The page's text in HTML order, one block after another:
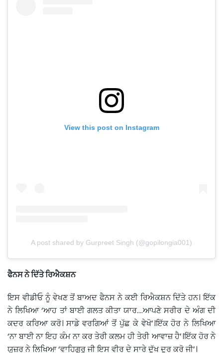
View this post on Instagram
A post shared by Gurpreet Singh (@gopilongia001)
ਫੈਨਸ ਨੇ ਦਿੱਤੇ ਰਿਐਕਸ਼ਨ
ਇਸ ਵੀਡੀਓ ਨੂੰ ਵੇਖਣ ਤੋਂ ਬਾਅਦ ਫੈਨਸ ਨੇ ਕਈ ਰਿਐਕਸ਼ਨ ਦਿੱਤੇ ਹਨ। ਇੱਕ
ਨੇ ਲਿਖਿਆ ‘ਆਹ ਤਾਂ ਬਾਈ ਗਲਤ ਕੀਤਾ ਯਾਰ….ਆਪਣੇ ਸਰੀਰ ਦੇ ਅੰਗ ਦੀ
ਕਦਰ ਕਰਿਆ ਕਰੋ। ਸਾਡੇ ਵਰਗਿਆਂ ਤੋਂ ਪੁੱਛ ਕੇ ਵੇਖੋ’।ਇੱਕ ਹੋਰ ਨੇ ਲਿਖਿਆ
‘ਨਾ ਬਾਈ ਨਾ ਇਹ ਕੰਮ ਨਾ ਕਰ ਤੇਰੀ ਕਲਮ ਹੀ ਤੇਰੀ ਆਵਾਜ਼ ਹੈ’।ਇੱਕ ਹੋਰ ਨੇ
ਯੂਜ਼ਰ ਨੇ ਲਿਖਿਆ ‘ਵਾਹਿਗੁਰੂ ਜੀ ਇਸ ਵੀਰ ਦੇ ਸਾਰੇ ਦੁੱਖ ਦੂਰ ਕਰੋ ਜੀ’।